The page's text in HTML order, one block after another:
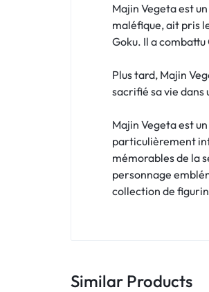
Majin Vegeta est
maléfique, ait pris
Goku. Il a
Plus tard, Majin
sacrifié sa vie dans
Majin Vegeta est
particulièrement
mémorables de la
personnage
collection de
Similar Products